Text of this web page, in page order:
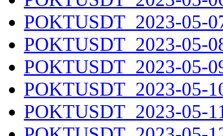
POKTUSDT_2023-05-
POKTUSDT_2023-05-
POKTUSDT_2023-05-
POKTUSDT_2023-05-
POKTUSDT_2023-05-